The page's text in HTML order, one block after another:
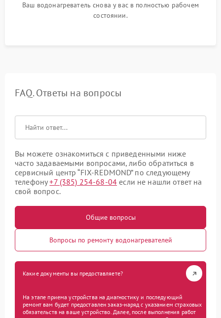
Ваш водонагреватель снова у вас в полностью рабочем
состоянии.
FAQ. Ответы на вопросы
Вы можете ознакомиться с приведенными ниже
часто задаваемыми вопросами, либо обратиться в
сервисный центр “FIX-REDMOND” по следующему
телефону+7 (385) 254-68-04 если не нашли ответ на
свой вопрос.
Общие вопросы
Вопросы по ремонту водонагревателей
Какие документы вы предоставляете?
На этапе приема устройства на диагностику и последующий
ремонт вам будет предоставлен заказ-наряд с указанием страховых
обязательств на ваше устройство. Далее, после выполнения работ